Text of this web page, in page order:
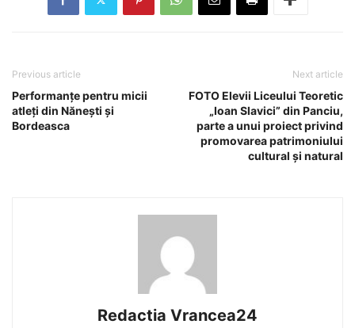
Previous article
Performanțe pentru micii
atleți din Nănești și
Bordeasca
Next article
FOTO Elevii Liceului Teoretic
„Ioan Slavici” din Panciu,
parte a unui proiect privind
promovarea patrimoniului
cultural și natural
Redactia Vrancea24